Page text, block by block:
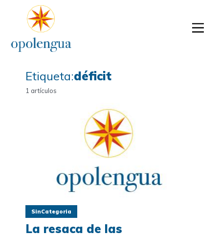
Etiqueta:déficit
1 artículos
SinCategoria
La resaca de las